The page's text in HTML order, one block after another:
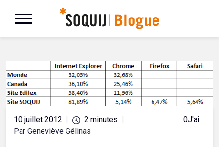
10 juillet 2012 | 2 minutes |
Par Geneviève Gélinas
0J'aime